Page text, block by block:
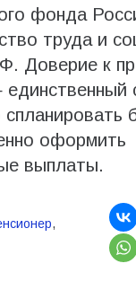
фонда
труда и
Доверие к
спланировать
оформить
выплаты.
,